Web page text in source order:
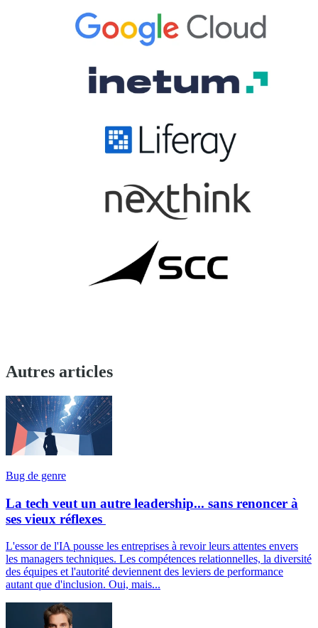
Autres articles
Bug de genre
La tech veut un autre leadership... sans renoncer à
ses vieux réflexes
L'essor de l'IA pousse les entreprises à revoir leurs attentes envers
les managers techniques. Les compétences relationnelles, la diversité
des équipes et l'autorité deviennent des leviers de performance
autant que d'inclusion. Oui, mais...